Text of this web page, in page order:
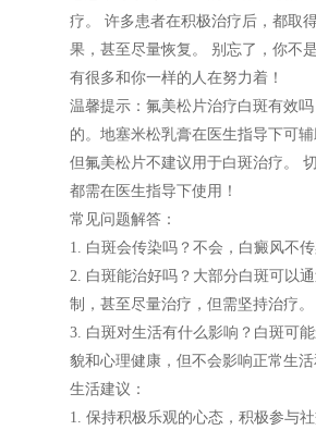
疗。 许多患者在积极治疗后，都取
果，甚至尽量恢复。 别忘了，你不
有很多和你一样的人在努力着！
温馨提示：氟美松片治疗白斑有效
的。地塞米松乳膏在医生指导下可辅
但氟美松片不建议用于白斑治疗。
都需在医生指导下使用！
常见问题解答：
1. 白斑会传染吗？不会，白癜风不传
2. 白斑能治好吗？大部分白斑可以
制，甚至尽量治疗，但需坚持治疗。
3. 白斑对生活有什么影响？白斑可
貌和心理健康，但不会影响正常生活
生活建议：
1. 保持积极乐观的心态，积极参与